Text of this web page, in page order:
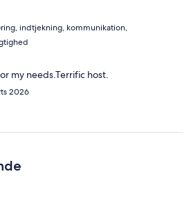
indtjekning, kommunikation,
my needs.Terrific host.
2026